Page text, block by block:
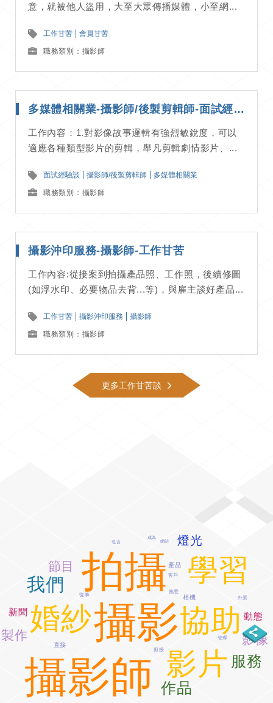
意，就被他人盜用，大至大眾傳播媒體，小至網...
工作甘苦 會員甘苦
職務類別：攝影師
多媒體相關業-攝影師/後製剪輯師-面試經驗分享
工作內容：1.對影像故事邏輯有強烈敏銳度，可以
適應各種類型影片的剪輯，舉凡剪輯劇情影片、...
面試經驗談 攝影師/後製剪輯師 多媒體相關業
職務類別：攝影師
攝影沖印服務-攝影師-工作甘苦
工作內容:從接案到拍攝產品照、工作照，後續修圖
(如浮水印、必要物品去背...等)，與雇主談好產品...
工作甘苦 攝影沖印服務 攝影師
職務類別：攝影師
更多工作甘苦談
攝影
拍攝
攝影師
協助
婚紗
影片
學習
我們
作品
服務
製作
節目
影像
燈光
新聞 動態
直接
相機
產品
剪接
從事
熟悉
客戶
外景
管理
包含 網站
成為